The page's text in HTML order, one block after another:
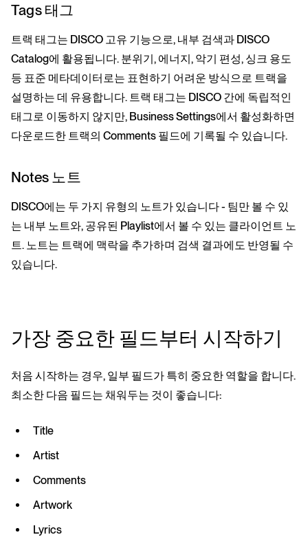
Tags 태그
트랙 태그는 DISCO 고유 기능으로, 내부 검색과 DISCO
Catalog에 활용됩니다. 분위기, 에너지, 악기 편성, 싱크 용도
등 표준 메타데이터로는 표현하기 어려운 방식으로 트랙을
설명하는 데 유용합니다. 트랙 태그는 DISCO 간에 독립적인
태그로 이동하지 않지만, Business Settings에서 활성화하면
다운로드한 트랙의 Comments 필드에 기록될 수 있습니다.
Notes 노트
DISCO에는 두 가지 유형의 노트가 있습니다 - 팀만 볼 수 있
는 내부 노트와, 공유된 Playlist에서 볼 수 있는 클라이언트 노
트. 노트는 트랙에 맥락을 추가하며 검색 결과에도 반영될 수
있습니다.
가장 중요한 필드부터 시작하기
처음 시작하는 경우, 일부 필드가 특히 중요한 역할을 합니다.
최소한 다음 필드는 채워두는 것이 좋습니다:
Title
Artist
Comments
Artwork
Lyrics